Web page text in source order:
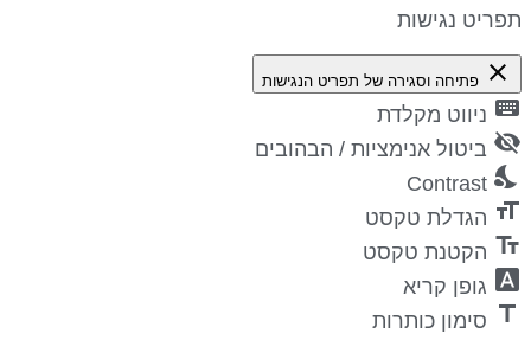
נגישות
close פתיחה וסגירה של תפריט הנגישות
ניווט מקלדת
ביטול אנימציות / הבהובים
Contrast
הגדלת טקסט
הקטנת טקסט
גופן קריא
סימון כותרות